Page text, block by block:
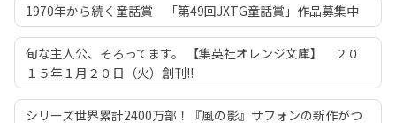
1970年から続く童話賞 「第49回JXTG童話賞」作品募集中
旬な主人公、そろってます。 【集英社オレンジ文庫】 ２０
１５年１月２０日（火）創刊!!
シリーズ世界累計2400万部！『風の影』サフォンの新作がつ